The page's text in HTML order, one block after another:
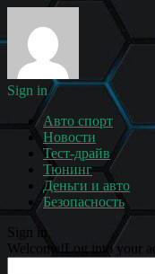
Sign in
Авто спорт
Новости
Тест-драйв
Тюнинг
Деньги и авто
Безопасность
Sign in
Welcome! Log into your